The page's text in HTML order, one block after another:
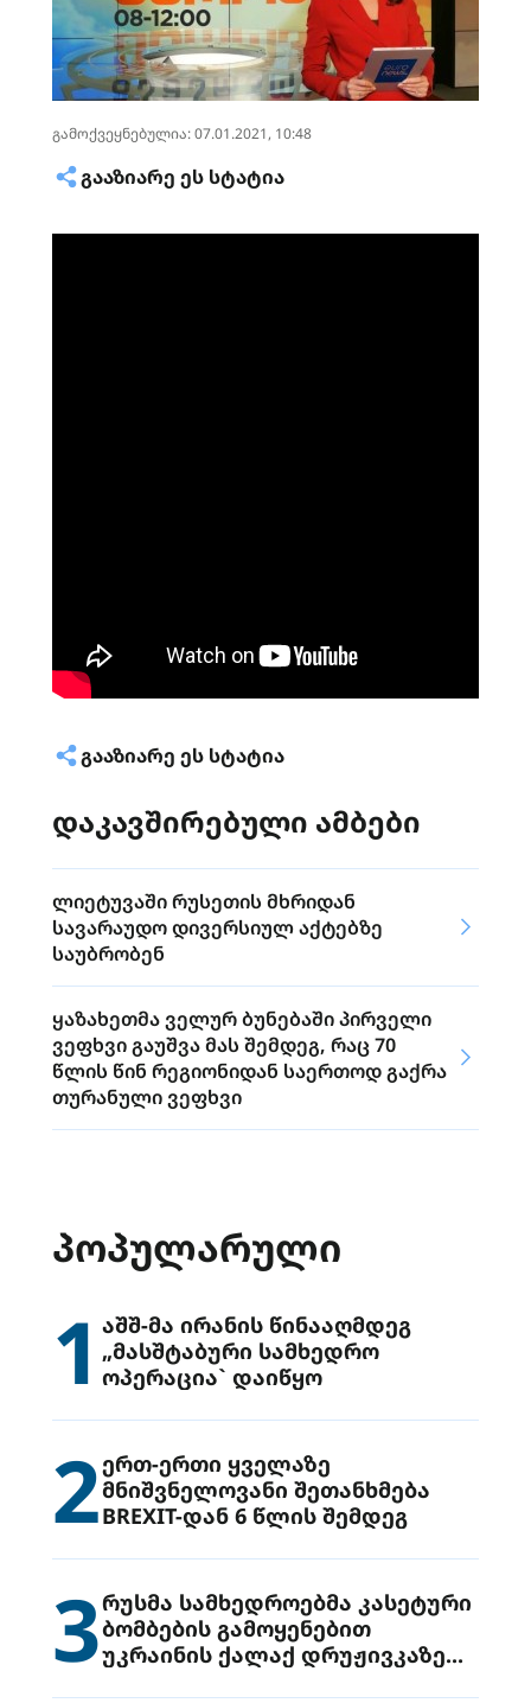
გამოქვეყნებულია: 07.01.2021, 10:48
ᲒᲐᲐᲖᲘᲐᲠᲔ ᲔᲡ ᲡᲢᲐᲢᲘᲐ
ᲒᲐᲐᲖᲘᲐᲠᲔ ᲔᲡ ᲡᲢᲐᲢᲘᲐ
დაკავშირებული ამბები
ლიეტუვაში რუსეთის მხრიდან
სავარაუდო დივერსიულ აქტებზე
საუბრობენ
ყაზახეთმა ველურ ბუნებაში პირველი
ვეფხვი გაუშვა მას შემდეგ, რაც 70
წლის წინ რეგიონიდან საერთოდ გაქრა
თურანული ვეფხვი
ᲞᲝᲞᲣᲚᲐᲠᲣᲚᲘ
1 აშშ-მა ირანის წინააღმდეგ
„მასშტაბური სამხედრო
ოპერაცია` დაიწყო
2ერთ-ერთი ყველაზე
მნიშვნელოვანი შეთანხმება
BREXIT-დან 6 წლის შემდეგ
3რუსმა სამხედროებმა კასეტური
ბომბების გამოყენებით
უკრაინის ქალაქ დრუჟივკაზე